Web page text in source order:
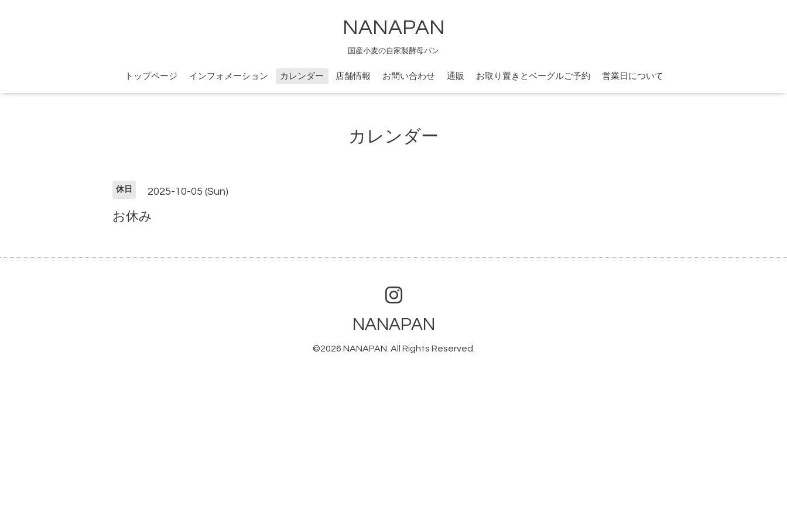
NANAPAN
国産小麦の自家製酵母パン
トップページ インフォメーション カレンダー 店舗情報 お問い合わせ 通販 お取り置きとベーグルご予約 営業日について
カレンダー
休日 2025-10-05 (Sun)
お休み
NANAPAN
©2026 NANAPAN . All Rights Reserved.